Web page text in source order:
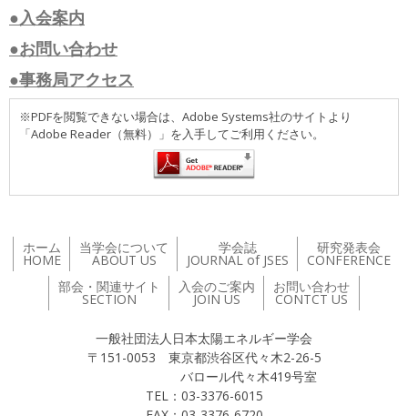
●入会案内
●お問い合わせ
●事務局アクセス
※PDFを閲覧できない場合は、Adobe Systems社のサイトより
「Adobe Reader（無料）」を入手してご利用ください。
ホーム
HOME
当学会について
ABOUT US
学会誌
JOURNAL of JSES
研究発表会
CONFERENCE
部会・関連サイト
SECTION
入会のご案内
JOIN US
お問い合わせ
CONTCT US
一般社団法人日本太陽エネルギー学会
〒151-0053 東京都渋谷区代々木2-26-5
バロール代々木419号室
TEL：03-3376-6015